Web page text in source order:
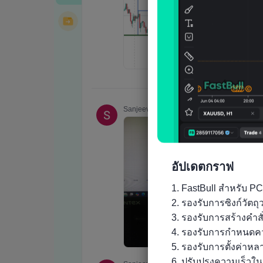
อัปเดตกราฟ
1. FastBull สำหรับ
2. รองรับการซิงก์วัต
3. รองรับการสร้างคำ
4. รองรับการกำหนด
5. รองรับการตั้งค่าห
6. ปรับปรุงความเร็วใ